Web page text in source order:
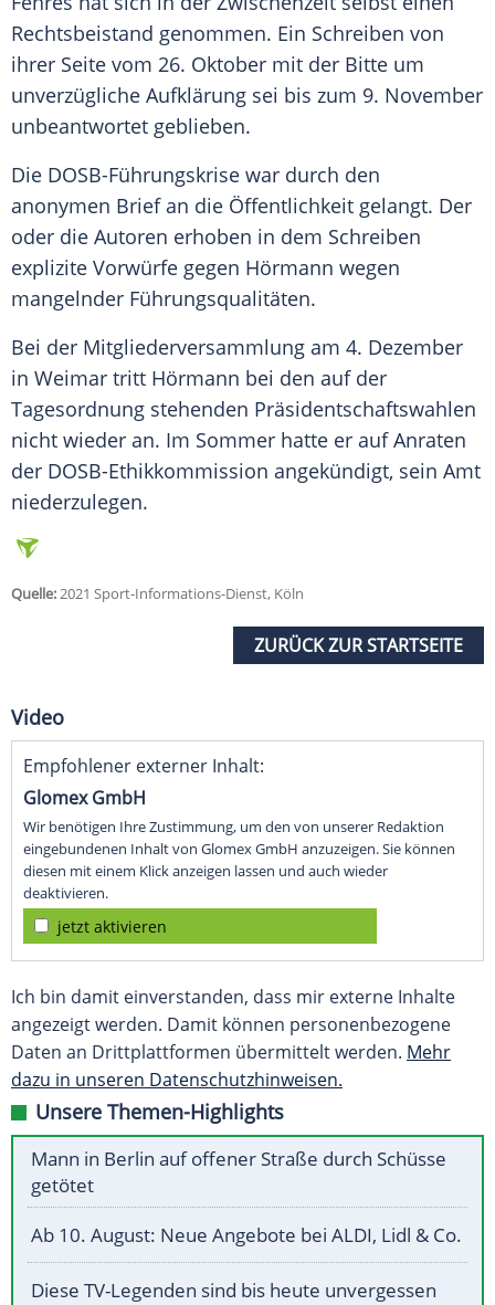
Rechtsbeistand genommen. Ein Schreiben von
ihrer Seite vom 26. Oktober mit der Bitte um
unverzügliche Aufklärung sei bis zum 9. November
unbeantwortet geblieben.
Die DOSB-Führungskrise war durch den
anonymen Brief an die Öffentlichkeit gelangt. Der
oder die Autoren erhoben in dem Schreiben
explizite Vorwürfe gegen Hörmann wegen
mangelnder Führungsqualitäten.
Bei der Mitgliederversammlung am 4. Dezember
in Weimar tritt Hörmann bei den auf der
Tagesordnung stehenden Präsidentschaftswahlen
nicht wieder an. Im Sommer hatte er auf Anraten
der DOSB-Ethikkommission angekündigt, sein Amt
niederzulegen.
Quelle:2021 Sport-Informations-Dienst, Köln
ZURÜCK ZUR STARTSEITE
Video
Empfohlener externer Inhalt:
Glomex GmbH
Wir benötigen Ihre Zustimmung, um den von unserer Redaktion
eingebundenen Inhalt von Glomex GmbH anzuzeigen. Sie können
diesen mit einem Klick anzeigen lassen und auch wieder
deaktivieren.
jetzt aktivieren
Ich bin damit einverstanden, dass mir externe Inhalte
angezeigt werden. Damit können personenbezogene
Daten an Drittplattformen übermittelt werden. Mehr
dazu in unseren Datenschutzhinweisen.
Unsere Themen-Highlights
Mann in Berlin auf offener Straße durch Schüsse
getötet
Ab 10. August: Neue Angebote bei ALDI, Lidl & Co.
Diese TV-Legenden sind bis heute unvergessen